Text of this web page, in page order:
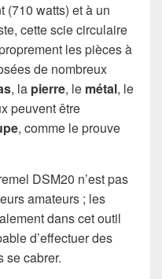
(710 watts) et à un
cette scie circulaire
les pièces à
de nombreux
, la pierre, le métal, le
peuvent être
, comme le prouve
DSM20 n’est pas
amateurs ; les
dans cet outil
d’effectuer des
se cabrer.